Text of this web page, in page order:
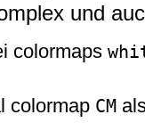
und
colormaps
colormap CM